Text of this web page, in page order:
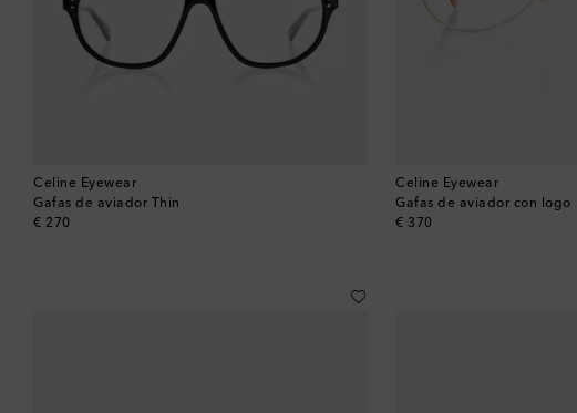
Celine Eyewear
Gafas de aviador Thin
€ 270
original price
Celine Eyewear
Gafas de aviador con logo
€ 370
original price